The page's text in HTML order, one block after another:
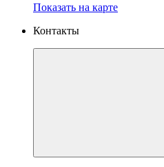
Показать на карте
Контакты